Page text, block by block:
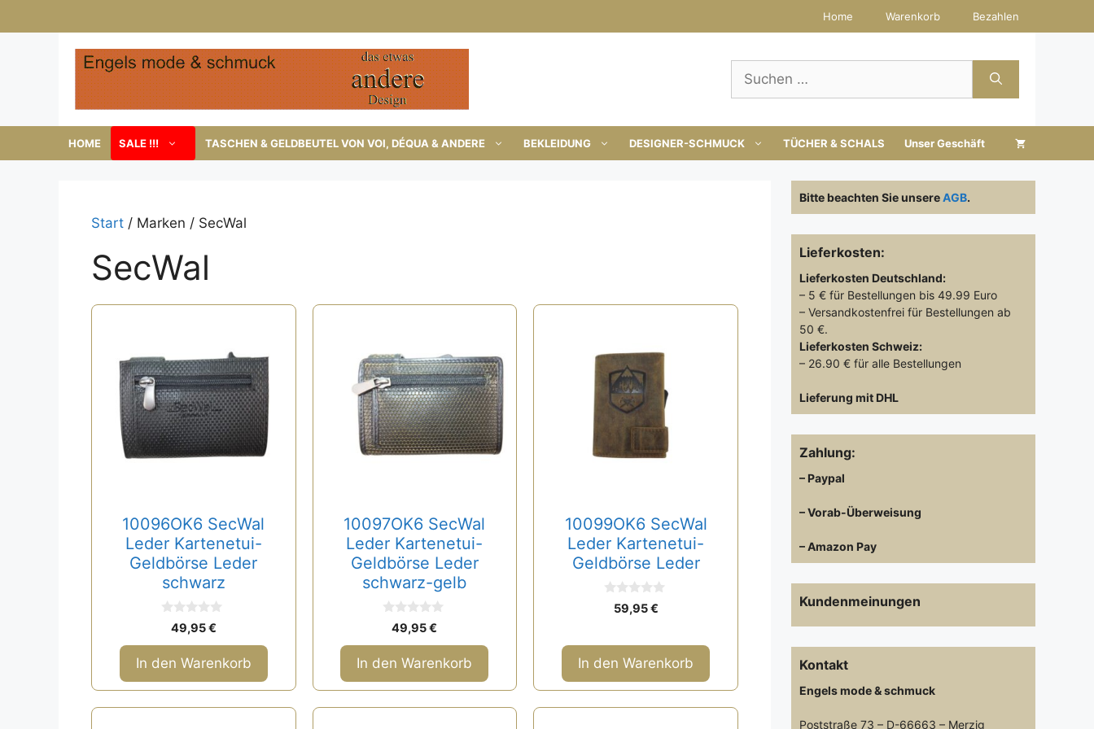
Inhalt
Home Warenkorb Bezahlen
Suchen
nach:
HOME SALE !!! TASCHEN & GELDBEUTEL VON VOI, DÉQUA & ANDERE BEKLEIDUNG DESIGNER-SCHMUCK TÜCHER & SCHALS Unser Geschäft
Start / Marken / SecWal
SecWal
10096OK6 SecWal
Leder Kartenetui-
Geldbörse Leder
schwarz
o
n
5
49,95€
In den Warenkorb
10097OK6 SecWal
Leder Kartenetui-
Geldbörse Leder
schwarz-gelb
o
n
5
49,95€
In den Warenkorb
10099OK6 SecWal
Leder Kartenetui-
Geldbörse Leder
5
59,95€
In den Warenkorb
Bitte beachten Sie unsereAGB.
Lieferkosten:
Lieferkosten Deutschland:
– 5 € für Bestellungen bis 49.99 Euro
– Versandkostenfrei für Bestellungen ab
50 €.
Lieferkosten Schweiz:
– 26.90 € für alle Bestellungen
Lieferung mit DHL
Zahlung:
– Paypal
– Vorab-Überweisung
– Amazon Pay
Kundenmeinungen
Kontakt
Engels mode & schmuck
Poststraße 73 – D-66663 – Merzig